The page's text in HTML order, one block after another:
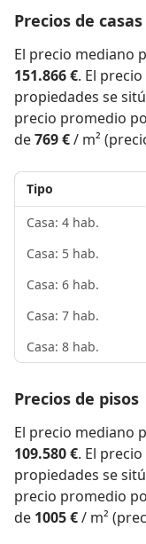
Precios de casas
El precio mediano
151.866 €. El
propiedades se
precio promedio
de769 €/ m²
Tipo
Casa: 4 hab.
Casa: 5 hab.
Casa: 6 hab.
Casa: 7 hab.
Casa: 8 hab.
Precios de pisos
El precio mediano
109.580 €. El
propiedades se
precio promedio
de 1005 €/ m²